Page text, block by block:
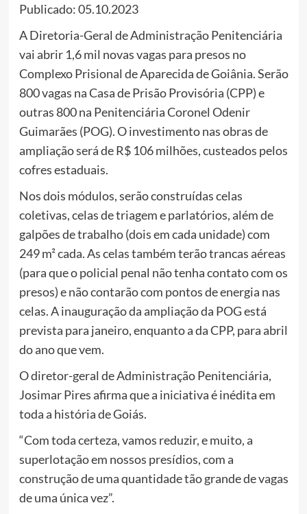
Publicado: 05.10.2023
A Diretoria-Geral de Administração Penitenciária
vai abrir 1,6 mil novas vagas para presos no
Complexo Prisional de Aparecida de Goiânia. Serão
800 vagas na Casa de Prisão Provisória (CPP) e
outras 800 na Penitenciária Coronel Odenir
Guimarães (POG). O investimento nas obras de
ampliação será de R$ 106 milhões, custeados pelos
cofres estaduais.
Nos dois módulos, serão construídas celas
coletivas, celas de triagem e parlatórios, além de
galpões de trabalho (dois em cada unidade) com
249 m² cada. As celas também terão trancas aéreas
(para que o policial penal não tenha contato com os
presos) e não contarão com pontos de energia nas
celas. A inauguração da ampliação da POG está
prevista para janeiro, enquanto a da CPP, para abril
do ano que vem.
O diretor-geral de Administração Penitenciária,
Josimar Pires afirma que a iniciativa é inédita em
toda a história de Goiás.
“Com toda certeza, vamos reduzir, e muito, a
superlotação em nossos presídios, com a
construção de uma quantidade tão grande de vagas
de uma única vez”.